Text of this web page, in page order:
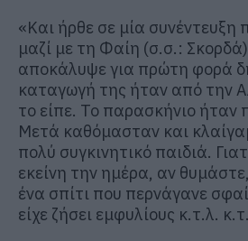
«Και ήρθε σε μία συνέντευξη
μαζί με τη Φαίη (σ.σ.:
αποκάλυψε για πρώτη φορά
καταγωγή της ήταν από την
το είπε. Το παρασκήνιο ήταν
Μετά καθόμασταν και
πολύ συγκινητικό παιδιά.
εκείνη την ημέρα, αν
ένα σπίτι που περνάγανε
είχε ζήσει εμφυλίους κ.τ.λ.